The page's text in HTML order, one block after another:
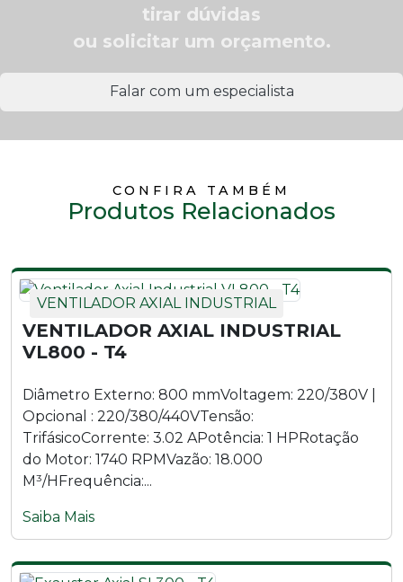
Exaustor Axial SL800 - T4
tirar dúvidas
ou solicitar um orçamento.
Falar com um especialista
CONFIRA TAMBÉM
Produtos Relacionados
VENTILADOR AXIAL INDUSTRIAL
VENTILADOR AXIAL INDUSTRIAL
VL800 - T4
Diâmetro Externo: 800 mmVoltagem: 220/380V |
Opcional : 220/380/440VTensão:
TrifásicoCorrente: 3.02 APotência: 1 HPRotação
do Motor: 1740 RPMVazão: 18.000
M³/HFrequência:...
Saiba Mais